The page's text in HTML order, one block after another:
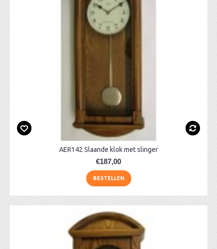
AER142 Slaande klok met slinger
€187,00
BESTELLEN